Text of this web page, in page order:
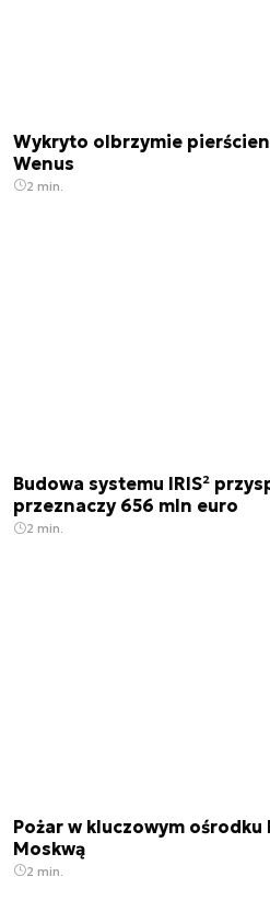
Wykryto olbrzymie
Wenus
2 min.
Budowa systemu IRIS²
przeznaczy 656 mln euro
2 min.
Pożar w kluczowym
Moskwą
2 min.